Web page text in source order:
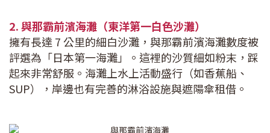
2. 與那霸前濱海灘（東洋第一白色沙灘）
擁有長達 7 公里的細白沙灘，與那霸前濱海灘數度被
評選為「日本第一海灘」。這裡的沙質細如粉末，踩
起來非常舒服。海灘上水上活動盛行（如香蕉船、
SUP），岸邊也有完善的淋浴設施與遮陽傘租借。